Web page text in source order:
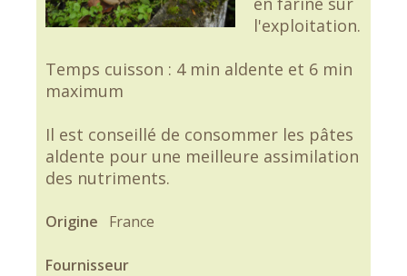
l'exploitation.
Temps cuisson : 4 min aldente et 6 min
maximum
Il est conseillé de consommer les pâtes
aldente pour une meilleure assimilation
des nutriments.
Origine France
Fournisseur